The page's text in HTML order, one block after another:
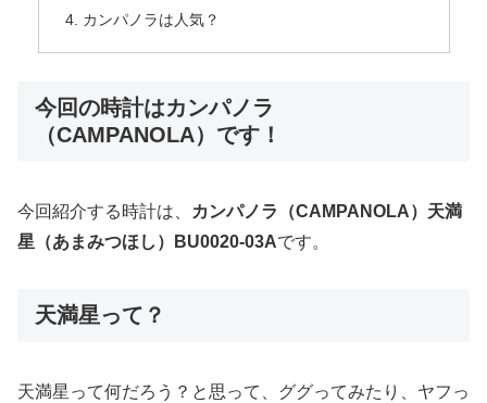
カンパノラは人気？
今回の時計はカンパノラ
（CAMPANOLA）です！
今回紹介する時計は、
カンパノラ（CAMPANOLA）天満
星（あまみつほし）BU0020-03Aです。
天満星って？
天満星って何だろう？と思って、ググってみたり、ヤフっ